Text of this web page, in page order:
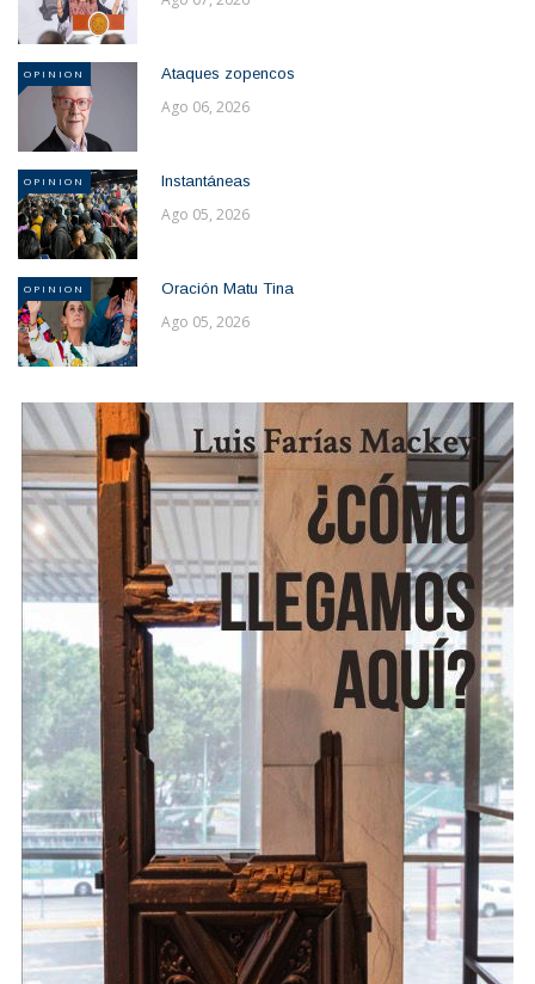
OPINION Ataques zopencos
Ago 06, 2026
OPINION Instantáneas
Ago 05, 2026
OPINION Oración Matu Tina
Ago 05, 2026